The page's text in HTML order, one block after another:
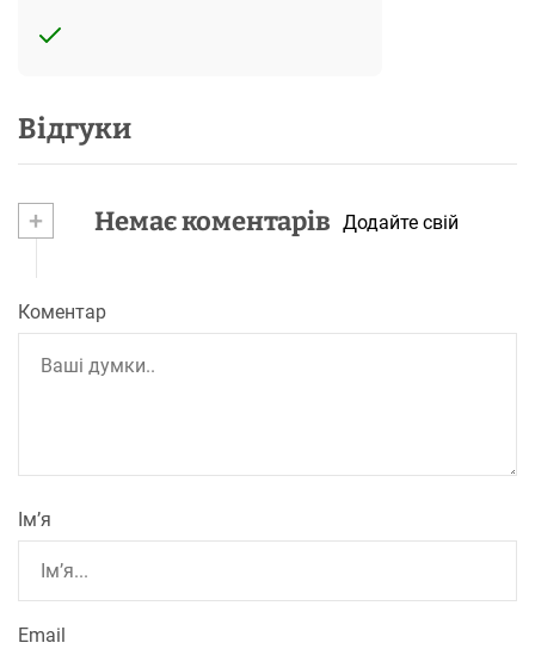
Відгуки
+ Немає коментарів Додайте свій
Коментар
Ім’я
Email